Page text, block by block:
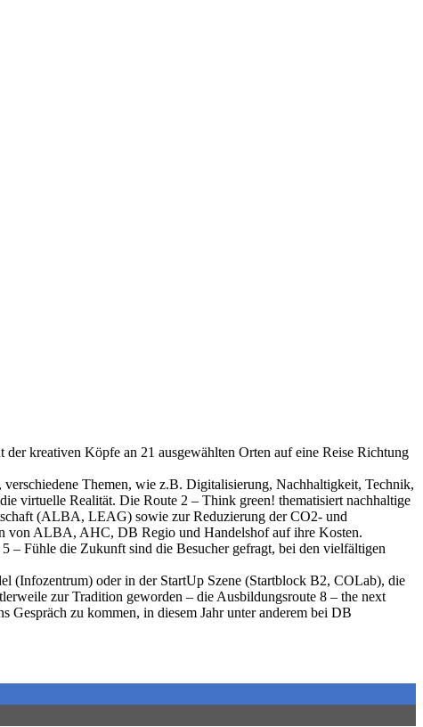
kreativen Köpfe an 21 ausgewählten Orten auf eine Reise Richtung
verschiedene Themen, wie z.B. Digitalisierung, Nachhaltigkeit, Technik,
virtuelle Realität. Die Route 2 – Think green! thematisiert nachhaltige
(ALBA, LEAG) sowie zur Reduzierung der CO2- und
von ALBA, AHC, DB Regio und Handelshof auf ihre Kosten.
– Fühle die Zukunft sind die Besucher gefragt, bei den vielfältigen
(Infozentrum) oder in der StartUp Szene (Startblock B2, COLab), die
zur Tradition geworden – die Ausbildungsroute 8 – the next
zu kommen, in diesem Jahr unter anderem bei DB